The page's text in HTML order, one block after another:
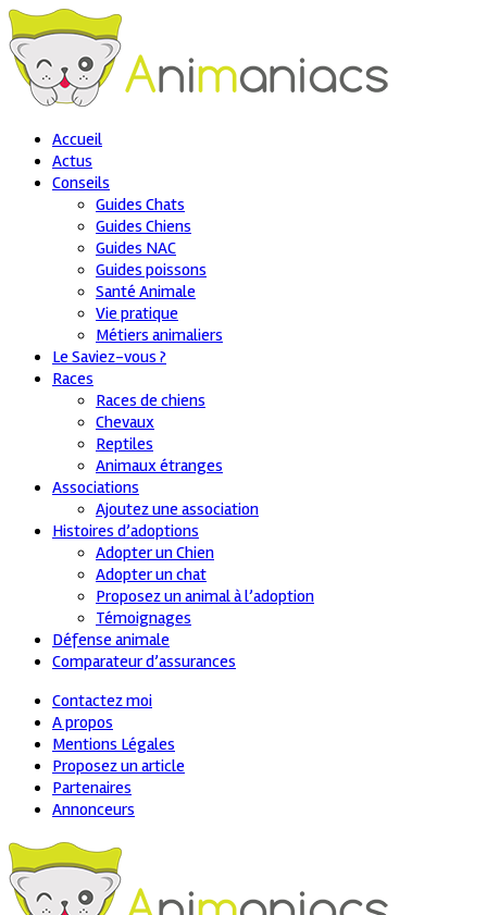
Accueil
Actus
Conseils
Guides Chats
Guides Chiens
Guides NAC
Guides poissons
Santé Animale
Vie pratique
Métiers animaliers
Le Saviez-vous ?
Races
Races de chiens
Chevaux
Reptiles
Animaux étranges
Associations
Ajoutez une association
Histoires d’adoptions
Adopter un Chien
Adopter un chat
Proposez un animal à l’adoption
Témoignages
Défense animale
Comparateur d’assurances
Contactez moi
A propos
Mentions Légales
Proposez un article
Partenaires
Annonceurs